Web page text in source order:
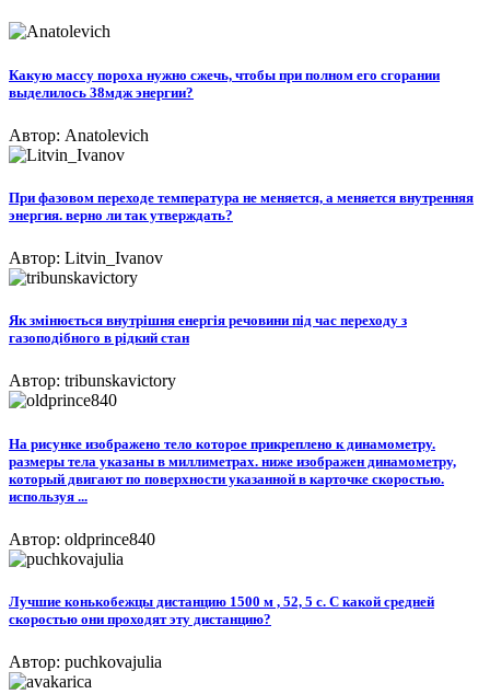
Какую массу пороха нужно сжечь, чтобы при полном его сгорании
выделилось 38мдж энергии?
Автор: Anatolevich
При фазовом переходе температура не меняется, а меняется внутренняя
энергия. верно ли так утверждать?
Автор: Litvin_Ivanov
Як змінюється внутрішня енергія речовини під час переходу з
газоподібного в рідкий стан
Автор: tribunskavictory
На рисунке изображено тело которое прикреплено к динамометру.
размеры тела указаны в миллиметрах. ниже изображен динамометру,
который двигают по поверхности указанной в карточке скоростью.
используя ...
Автор: oldprince840
Лучшие конькобежцы дистанцию 1500 м , 52, 5 с. С какой средней
скоростью они проходят эту дистанцию?​
Автор: puchkovajulia